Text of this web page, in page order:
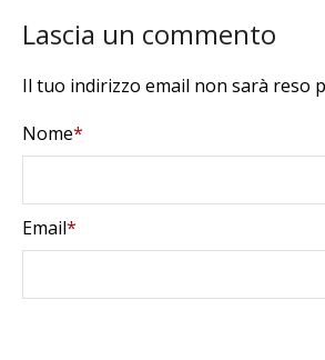
Lascia un commento
Il tuo indirizzo email non sarà reso
Nome*
Email*